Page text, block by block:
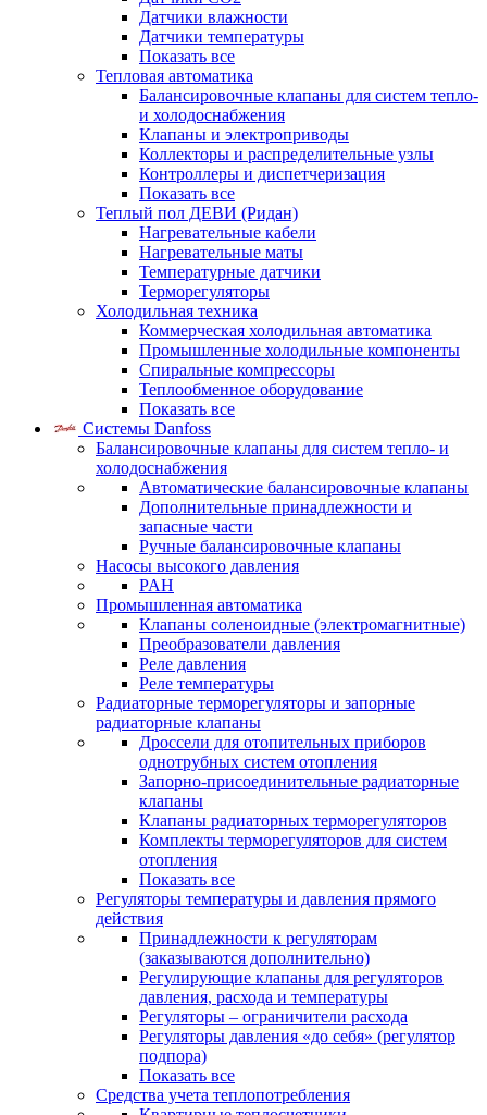
Датчики влажности
Датчики температуры
Показать все
Тепловая автоматика
Балансировочные клапаны для систем тепло-
и холодоснабжения
Клапаны и электроприводы
Коллекторы и распределительные узлы
Контроллеры и диспетчеризация
Показать все
Теплый пол ДЕВИ (Ридан)
Нагревательные кабели
Нагревательные маты
Температурные датчики
Терморегуляторы
Холодильная техника
Коммерческая холодильная автоматика
Промышленные холодильные компоненты
Спиральные компрессоры
Теплообменное оборудование
Показать все
Системы Danfoss
Балансировочные клапаны для систем тепло- и
холодоснабжения
Автоматические балансировочные клапаны
Дополнительные принадлежности и
запасные части
Ручные балансировочные клапаны
Насосы высокого давления
PAH
Промышленная автоматика
Клапаны соленоидные (электромагнитные)
Преобразователи давления
Реле давления
Реле температуры
Радиаторные терморегуляторы и запорные
радиаторные клапаны
Дроссели для отопительных приборов
однотрубных систем отопления
Запорно-присоединительные радиаторные
клапаны
Клапаны радиаторных терморегуляторов
Комплекты терморегуляторов для систем
отопления
Показать все
Регуляторы температуры и давления прямого
действия
Принадлежности к регуляторам
(заказываются дополнительно)
Регулирующие клапаны для регуляторов
давления, расхода и температуры
Регуляторы – ограничители расхода
Регуляторы давления «до себя» (регулятор
подпора)
Показать все
Средства учета теплопотребления